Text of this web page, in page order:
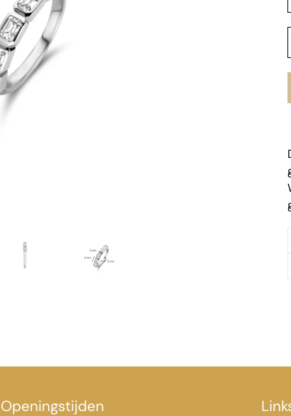
Openingstijden